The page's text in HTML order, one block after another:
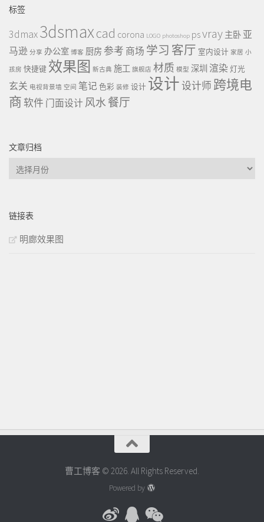
标签
3dmax3dsmaxcad corona LOGO photoshop psvray 主卧 亚
马逊 分享 办公室 博客 厨房 参考 商场 学习 客厅 室内设计 家居 小
孩房 快捷键 效果图 新古典 施工 旗舰店 材质 模型 深圳 渲染 灯光
玄关 电视背景墙 空间 笔记 色彩 装修 设计 设计设计师 跨境电
商软件 门面设计 风水 餐厅
文章归档
文
链接表
明廊效果图
曹工博客 © 2026. All Rights Reserved.
Powered by